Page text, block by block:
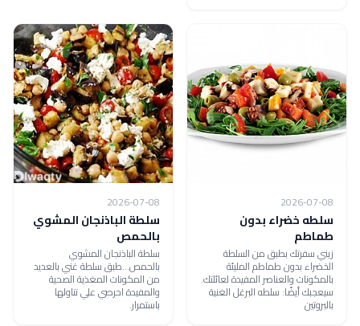
2026-07-08
سلطه خضراء بدون
طماطم
زيني سفرتك بطبق من السلطة
الخضراء بدون طماطم المليئة
بالمكونات والعناصر المفيدة لعائلتك.
سيعجبك أيضًا: سلطه البرغل الغنية
بالبروتين
2026-07-08
سلطة الباذنجان المشوي
بالحمص
سلطة الباذنجان المشوي
بالحمص...طبق سلطة غني بالعديد
من المكونات المغذية الصحية
والمفيدة احرصي علي تناولها
باستمرار.